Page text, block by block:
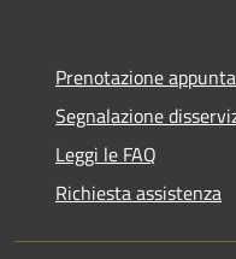
Prenotazione
Segnalazione
Leggi le FAQ
Richiesta assistenza